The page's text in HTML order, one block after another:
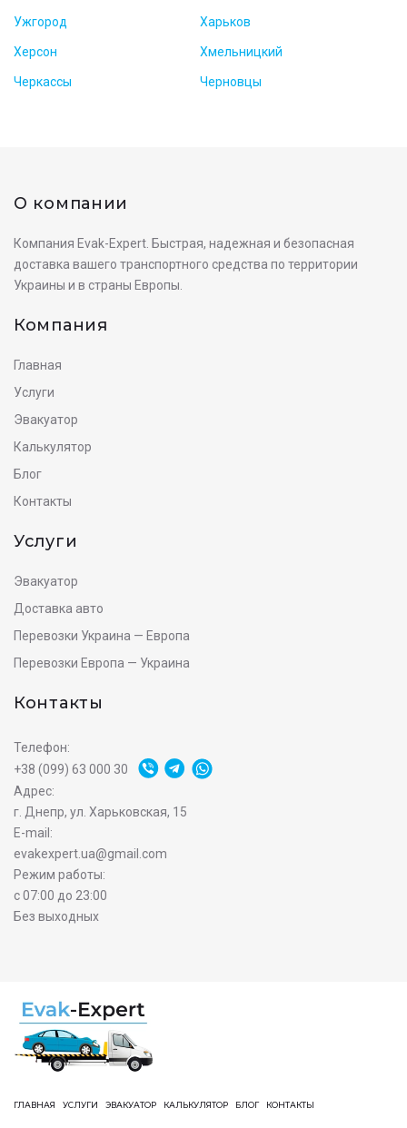
Ужгород Харьков
Херсон Хмельницкий
Черкассы Черновцы
О компании
Компания Evak-Expert. Быстрая, надежная и безопасная
доставка вашего транспортного средства по территории
Украины и в страны Европы.
Компания
Главная
Услуги
Эвакуатор
Калькулятор
Блог
Контакты
Услуги
Эвакуатор
Доставка авто
Перевозки Украина — Европа
Перевозки Европа — Украина
Контакты
Телефон:
+38 (099) 63 000 30
Адрес:
г. Днепр, ул. Харьковская, 15
E-mail:
evakexpert.ua@gmail.com
Режим работы:
с 07:00 до 23:00
Без выходных
ГЛАВНАЯ УСЛУГИ ЭВАКУАТОР КАЛЬКУЛЯТОР БЛОГ КОНТАКТЫ